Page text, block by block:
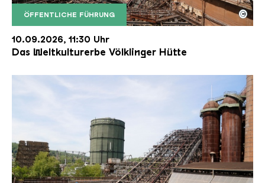
ÖFFENTLICHE FÜHRUNG
Der Erzschrägaufzug der Völklinger Hütte mit
Copyright: Weltkulturerbe Völklinger Hütte | Karl
©
10.09.2026, 11:30 Uhr
Das Weltkulturerbe Völklinger Hütte